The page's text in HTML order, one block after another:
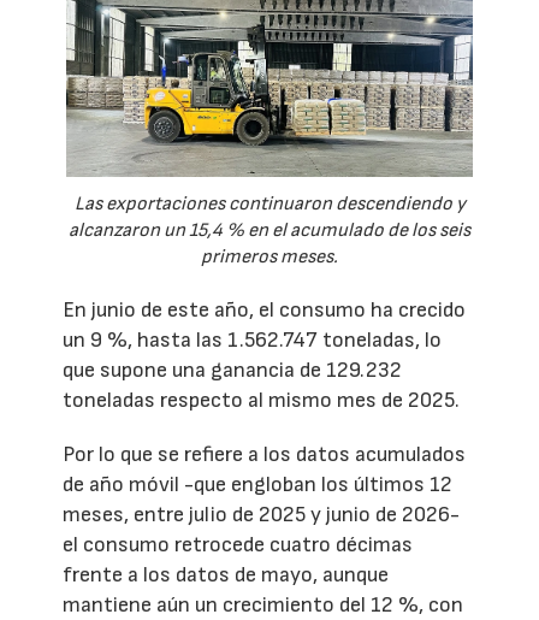
Las exportaciones continuaron descendiendo y
alcanzaron un 15,4 % en el acumulado de los seis
primeros meses.
En junio de este año, el consumo ha crecido
un 9 %, hasta las 1.562.747 toneladas, lo
que supone una ganancia de 129.232
toneladas respecto al mismo mes de 2025.
Por lo que se refiere a los datos acumulados
de año móvil -que engloban los últimos 12
meses, entre julio de 2025 y junio de 2026-
el consumo retrocede cuatro décimas
frente a los datos de mayo, aunque
mantiene aún un crecimiento del 12 %, con